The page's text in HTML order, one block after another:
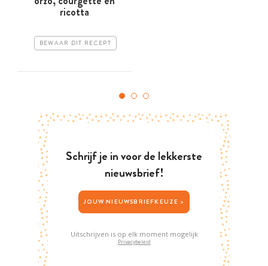
ricotta
BEWAAR DIT RECEPT
Schrijf je in voor de lekkerste
nieuwsbrief!
JOUW NIEUWSBRIEFKEUZE >
Uitschrijven is op elk moment mogelijk
Privacybeleid